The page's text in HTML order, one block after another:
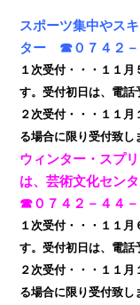
スポーツ集中やス
ター ☎０７４２－
１次受付・・・１１
す。受付初日は、電話
２次受付・・・１１
る場合に限り受付致し
ウィンター・スプ
は、芸術文化セン
☎０７４２－４４－
１次受付・・・１１
す。受付初日は、電話
２次受付・・・１１
る場合に限り受付致し